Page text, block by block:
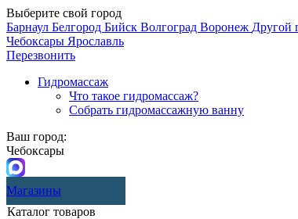
Выберите свой город
Барнаул Белгород Бийск Волгоград Воронеж Другой
Чебоксары Ярославль
Перезвонить
Гидромассаж
Что такое гидромассаж?
Собрать гидромассажную ванну
Ваш город:
Чебоксары
Магазины
Каталог товаров